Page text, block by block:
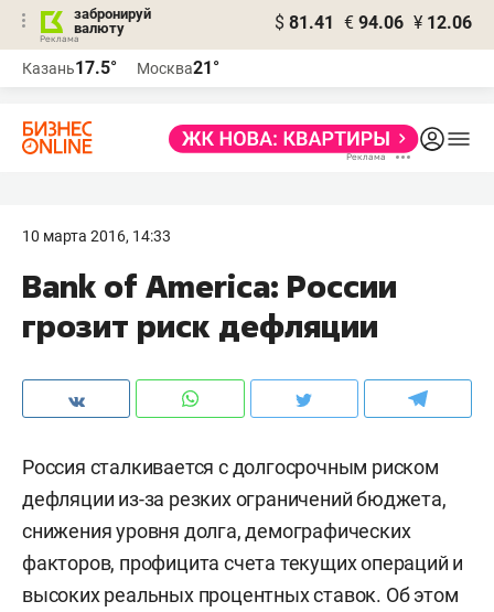
забронируй
валюту
$ 81.41 € 94.06 ¥ 12.06
Казань17.5° Москва21°
10 марта 2016, 14:33
​Bank of America: России
грозит риск дефляции
Россия сталкивается с долгосрочным риском
дефляции из-за резких ограничений бюджета,
снижения уровня долга, демографических
факторов, профицита счета текущих операций и
высоких реальных процентных ставок. Об этом